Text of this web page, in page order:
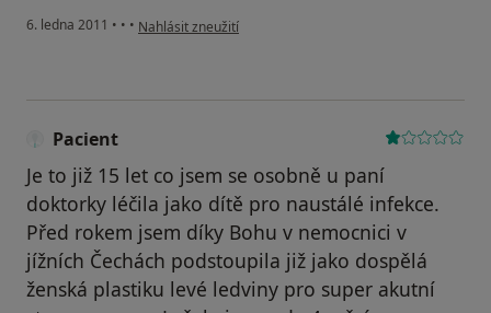
6. ledna 2011 • • • podle názoru uživatele Pacient
Nahlásit zneužití
Pacient
Je to již 15 let co jsem se osobně u paní
doktorky léčila jako dítě pro naustálé infekce.
Před rokem jsem díky Bohu v nemocnici v
jížních Čechách podstoupila již jako dospělá
ženská plastiku levé ledviny pro super akutní